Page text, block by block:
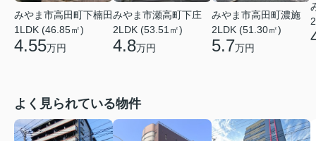
みやま市高田町下楠田
1LDK (46.85㎡)
4.55万円
みやま市瀬高町下庄
2LDK (53.51㎡)
4.8万円
みやま市高田町濃施
2LDK (51.30㎡)
5.7万円
よく見られている物件